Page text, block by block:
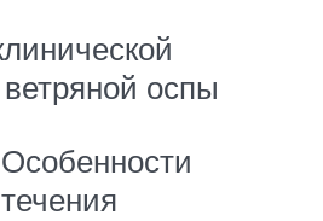
оспы
Особенности
течения